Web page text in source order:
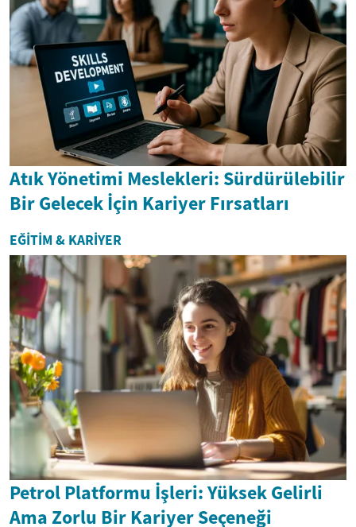
Atık Yönetimi Meslekleri: Sürdürülebilir
Bir Gelecek İçin Kariyer Fırsatları
EĞITIM & KARIYER
Petrol Platformu İşleri: Yüksek Gelirli
Ama Zorlu Bir Kariyer Seçeneği